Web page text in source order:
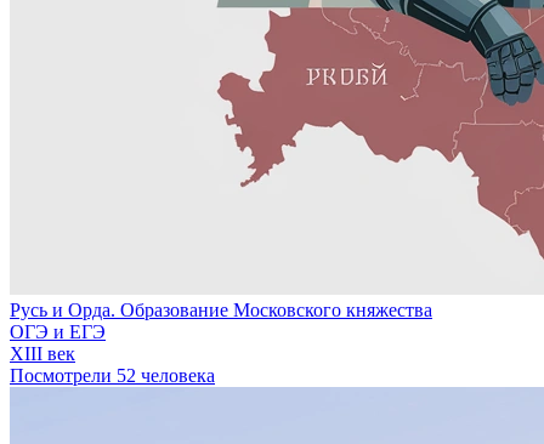
Русь и Орда. Образование Московского княжества
ОГЭ и ЕГЭ
XIII век
Посмотрели 52 человека